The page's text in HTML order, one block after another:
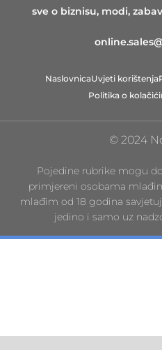
sve o biznisu, modi,
NaslovnicaUvjeti korištenja
Politika o
© 2024
Pojedine rubrike mogu
primjereni osobama
mlađim od 18 godina
jedino i samo uz